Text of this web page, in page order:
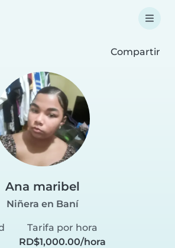
Compartir
Ana maribel
Niñera en Baní
Tarifa por hora
RD$1,000.00/hora